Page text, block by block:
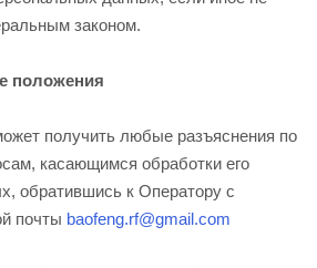
законом.
положения
получить любые разъяснения по
касающимся обработки его
обратившись к Оператору с
почты baofeng.rf@gmail.com